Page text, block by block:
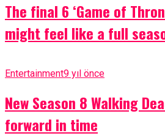
The final 6 ‘Game of
might feel like a full
Entertainment9 yıl önce
New Season 8 Walking
forward in time